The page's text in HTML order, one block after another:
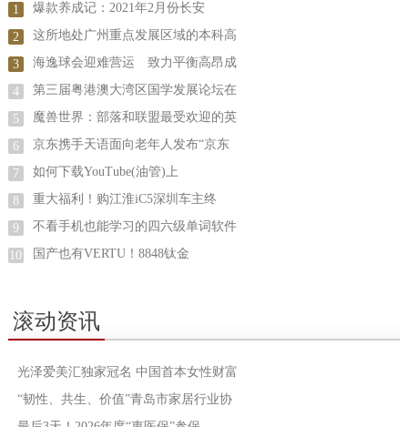
1 爆款养成记：2021年2月份长安
2 这所地处广州重点发展区域的本科高
3 海逸球会迎难营运 致力平衡高昂成
4 第三届粤港澳大湾区国学发展论坛在
5 魔兽世界：部落和联盟最受欢迎的英
6 京东携手天语面向老年人发布“京东
7 如何下载YouTube(油管)上
8 重大福利！购江淮iC5深圳车主终
9 不看手机也能学习的四六级单词软件
10 国产也有VERTU！8848钛金
滚动资讯
光泽爱美汇独家冠名 中国首本女性财富
“韧性、共生、价值”青岛市家居行业协